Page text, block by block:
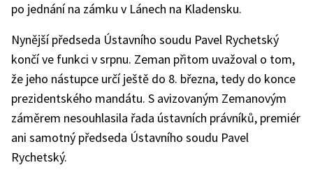
po jednání na zámku v Lánech na Kladensku.
Nynější předseda Ústavního soudu Pavel Rychetský
končí ve funkci v srpnu. Zeman přitom uvažoval o tom,
že jeho nástupce určí ještě do 8. března, tedy do konce
prezidentského mandátu. S avizovaným Zemanovým
záměrem nesouhlasila řada ústavních právníků, premiér
ani samotný předseda Ústavního soudu Pavel
Rychetský.